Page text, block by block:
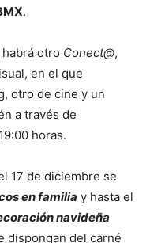
.
otro Conect@,
en el que
otro de cine y un
a través de
horas.
17 de diciembre se
en familia y hasta el
navideña
dispongan del carné